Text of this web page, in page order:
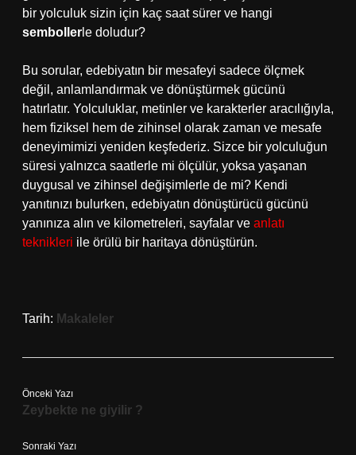
bir yolculuk sizin için kaç saat sürer ve hangi
semboller le doludur?
Bu sorular, edebiyatın bir mesafeyi sadece ölçmek
değil, anlamlandırmak ve dönüştürmek gücünü
hatırlatır. Yolculuklar, metinler ve karakterler aracılığıyla,
hem fiziksel hem de zihinsel olarak zaman ve mesafe
deneyimimizi yeniden keşfederiz. Sizce bir yolculuğun
süresi yalnızca saatlerle mi ölçülür, yoksa yaşanan
duygusal ve zihinsel değişimlerle de mi? Kendi
yanıtınızı bulurken, edebiyatın dönüştürücü gücünü
yanınıza alın ve kilometreleri, sayfalar ve anlatı
teknikleri ile örülü bir haritaya dönüştürün.
Tarih: Makaleler
Önceki Yazı
Zeybekte ne giyilir ?
Sonraki Yazı